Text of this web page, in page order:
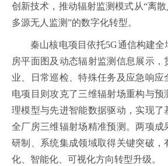
创新技术，推动辐射监测模式从“离
多源无人监测”的数字化转型。
秦山核电项目依托5G通信构建
房平面图及动态辐射监测信息展示，
业、日常巡检、特殊任务及应急响应
电项目则攻克了三维辐射场重构与预
理模型与先进智能数据驱动，实现了
全厂房三维辐射场精准预测。两项成
研制、系统集成领域取得关键突破，
化、智能化、可视化方向转型升级。